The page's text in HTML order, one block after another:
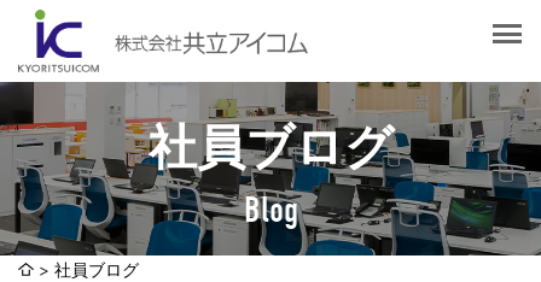
社員ブログ
Blog
会社概要
社長挨拶
企業理念
沿革
認証取得
選ばれる理由
サービス紹介
Web制作・ホームページ制作
社員ブログ